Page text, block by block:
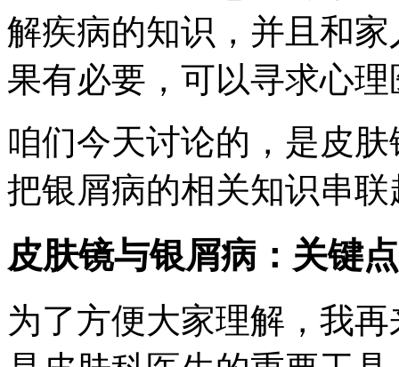
解疾病的知识，并且和
果有必要，可以寻求心
咱们今天讨论的，是皮
把银屑病的相关知识串
皮肤镜与银屑病：关键
为了方便大家理解，我